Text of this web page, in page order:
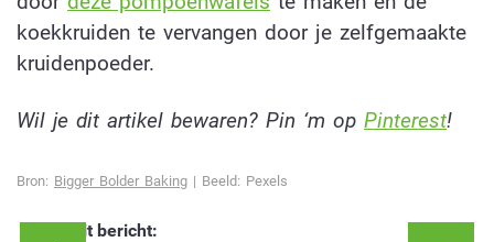
koekkruiden te vervangen door je zelfgemaakte
kruidenpoeder.
Wil je dit artikel bewaren? Pin ‘m op Pinterest!
Bron: Bigger Bolder Baking | Beeld: Pexels
Deel dit bericht: